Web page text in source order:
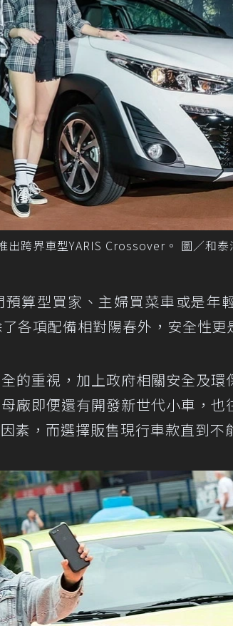
出跨界車型YARIS Crossover。 圖／和
算型買家、主婦買菜車或是年
各項配備相對陽春外，安全性更
的重視，加上政府相關安全及
廠即便還有開發新世代小車，也
素，而選擇販售現行車款直到不